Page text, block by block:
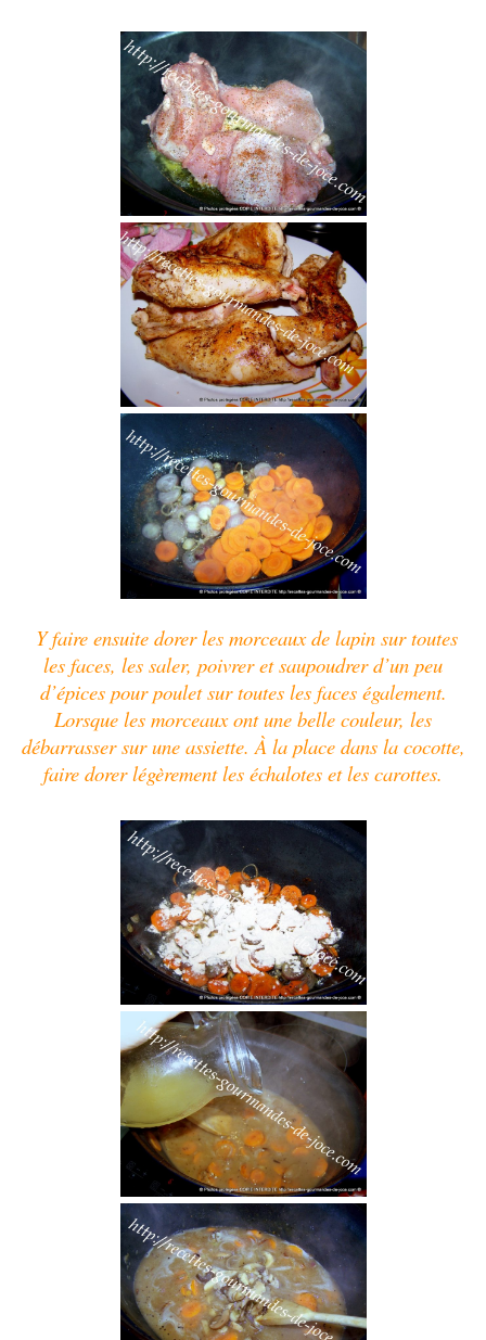
Y faire ensuite dorer les morceaux de lapin sur toutes
les faces, les saler, poivrer et saupoudrer d’un peu
d’épices pour poulet sur toutes les faces également.
Lorsque les morceaux ont une belle couleur, les
débarrasser sur une assiette. À la place dans la cocotte,
faire dorer légèrement les échalotes et les carottes.